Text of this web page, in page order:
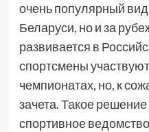
очень популярный вид
Беларуси, но и за
развивается в
спортсмены
чемпионатах, но, к
зачета. Такое
спортивное